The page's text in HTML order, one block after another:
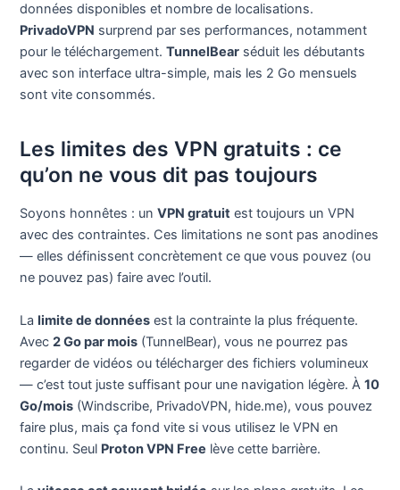
données disponibles et nombre de localisations.
PrivadoVPN surprend par ses performances, notamment
pour le téléchargement.TunnelBear séduit les débutants
avec son interface ultra-simple, mais les 2 Go mensuels
sont vite consommés.
Les limites des VPN gratuits : ce
qu’on ne vous dit pas toujours
Soyons honnêtes : unVPN gratuit est toujours un VPN
avec des contraintes. Ces limitations ne sont pas anodines
— elles définissent concrètement ce que vous pouvez (ou
ne pouvez pas) faire avec l’outil.
Lalimite de données est la contrainte la plus fréquente.
Avec2 Go par mois (TunnelBear), vous ne pourrez pas
regarder de vidéos ou télécharger des fichiers volumineux
— c’est tout juste suffisant pour une navigation légère. À10
Go/mois (Windscribe, PrivadoVPN, hide.me), vous pouvez
faire plus, mais ça fond vite si vous utilisez le VPN en
continu. Seul Proton VPN Free lève cette barrière.